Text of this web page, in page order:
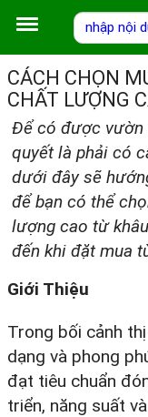
CÁCH CHỌN
CHẤT LƯỢNG
Để có được vườn
quyết là phải có
dưới đây sẽ
để bạn có thể
lượng cao từ
đến khi đặt mua
Giới Thiệu
Trong bối cảnh
dạng và phong
đạt tiêu chuẩn
triển, năng suất